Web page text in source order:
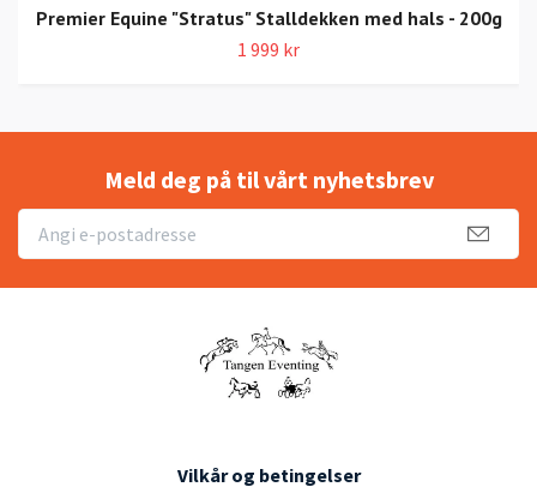
Premier Equine "Stratus" Stalldekken med hals - 200g
1 999 kr
Meld deg på til vårt nyhetsbrev
Vilkår og betingelser